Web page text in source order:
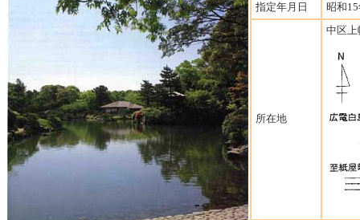
指定年月日
昭和
所在地
中区上